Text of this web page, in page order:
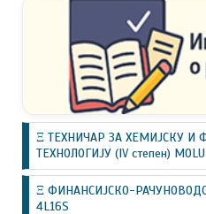
Ξ ТЕХНИЧАР ЗА ХЕМИЈСКУ И
ТЕХНОЛОГИЈУ (IV степен)
Ξ ФИНАНСИЈСКО-
4L16S